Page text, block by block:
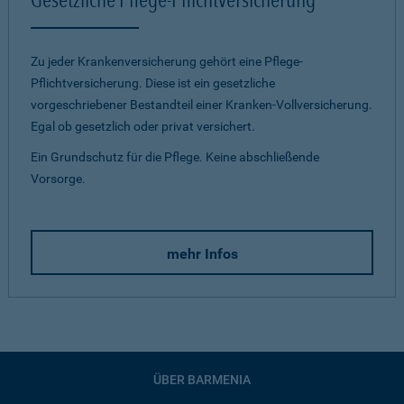
Zu jeder Krankenversicherung gehört eine Pflege-
Pflichtversicherung. Diese ist ein gesetzliche
vorgeschriebener Bestandteil einer Kranken-Vollversicherung.
Egal ob gesetzlich oder privat versichert.
Ein Grundschutz für die Pflege. Keine abschließende
Vorsorge.
mehr Infos
ÜBER BARMENIA